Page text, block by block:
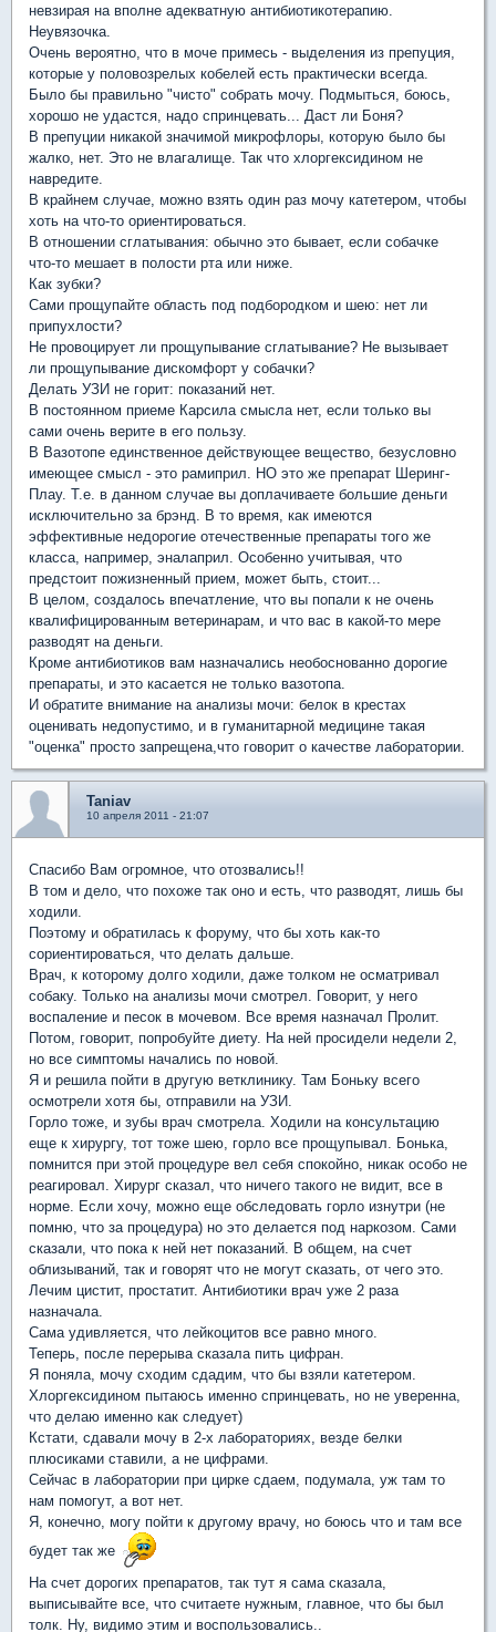
невзирая на вполне адекватную антибиотикотерапию.
Неувязочка.
Очень вероятно, что в моче примесь - выделения из препуция,
которые у половозрелых кобелей есть практически всегда.
Было бы правильно "чисто" собрать мочу. Подмыться, боюсь,
хорошо не удастся, надо спринцевать... Даст ли Боня?
В препуции никакой значимой микрофлоры, которую было бы
жалко, нет. Это не влагалище. Так что хлоргексидином не
навредите.
В крайнем случае, можно взять один раз мочу катетером, чтобы
хоть на что-то ориентироваться.
В отношении сглатывания: обычно это бывает, если собачке
что-то мешает в полости рта или ниже.
Как зубки?
Сами прощупайте область под подбородком и шею: нет ли
припухлости?
Не провоцирует ли прощупывание сглатывание? Не вызывает
ли прощупывание дискомфорт у собачки?
Делать УЗИ не горит: показаний нет.
В постоянном приеме Карсила смысла нет, если только вы
сами очень верите в его пользу.
В Вазотопе единственное действующее вещество, безусловно
имеющее смысл - это рамиприл. НО это же препарат Шеринг-
Плау. Т.е. в данном случае вы доплачиваете большие деньги
исключительно за брэнд. В то время, как имеются
эффективные недорогие отечественные препараты того же
класса, например, эналаприл. Особенно учитывая, что
предстоит пожизненный прием, может быть, стоит...
В целом, создалось впечатление, что вы попали к не очень
квалифицированным ветеринарам, и что вас в какой-то мере
разводят на деньги.
Кроме антибиотиков вам назначались необоснованно дорогие
препараты, и это касается не только вазотопа.
И обратите внимание на анализы мочи: белок в крестах
оценивать недопустимо, и в гуманитарной медицине такая
"оценка" просто запрещена,что говорит о качестве лаборатории.
Taniav
10 апреля 2011 - 21:07
Спасибо Вам огромное, что отозвались!!
В том и дело, что похоже так оно и есть, что разводят, лишь бы
ходили.
Поэтому и обратилась к форуму, что бы хоть как-то
сориентироваться, что делать дальше.
Врач, к которому долго ходили, даже толком не осматривал
собаку. Только на анализы мочи смотрел. Говорит, у него
воспаление и песок в мочевом. Все время назначал Пролит.
Потом, говорит, попробуйте диету. На ней просидели недели 2,
но все симптомы начались по новой.
Я и решила пойти в другую ветклинику. Там Боньку всего
осмотрели хотя бы, отправили на УЗИ.
Горло тоже, и зубы врач смотрела. Ходили на консультацию
еще к хирургу, тот тоже шею, горло все прощупывал. Бонька,
помнится при этой процедуре вел себя спокойно, никак особо не
реагировал. Хирург сказал, что ничего такого не видит, все в
норме. Если хочу, можно еще обследовать горло изнутри (не
помню, что за процедура) но это делается под наркозом. Сами
сказали, что пока к ней нет показаний. В общем, на счет
облизываний, так и говорят что не могут сказать, от чего это.
Лечим цистит, простатит. Антибиотики врач уже 2 раза
назначала.
Сама удивляется, что лейкоцитов все равно много.
Теперь, после перерыва сказала пить цифран.
Я поняла, мочу сходим сдадим, что бы взяли катетером.
Хлоргексидином пытаюсь именно спринцевать, но не уверенна,
что делаю именно как следует)
Кстати, сдавали мочу в 2-х лабораториях, везде белки
плюсиками ставили, а не цифрами.
Сейчас в лаборатории при цирке сдаем, подумала, уж там то
нам помогут, а вот нет.
Я, конечно, могу пойти к другому врачу, но боюсь что и там все
будет так же
На счет дорогих препаратов, так тут я сама сказала,
выписывайте все, что считаете нужным, главное, что бы был
толк. Ну, видимо этим и воспользовались..